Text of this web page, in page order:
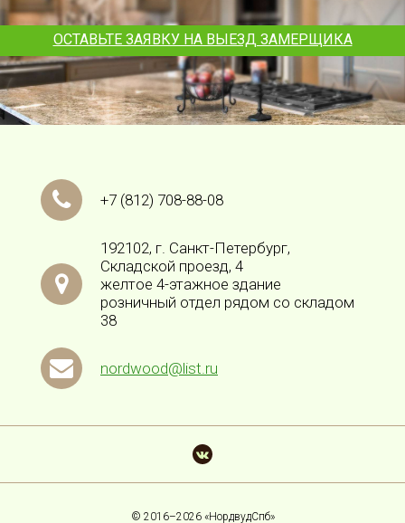
ОСТАВЬТЕ ЗАЯВКУ НА ВЫЕЗД ЗАМЕРЩИКА
+7 (812) 708-88-08
192102, г. Санкт-Петербург,
Складской проезд, 4
желтое 4-этажное здание
розничный отдел рядом со складом
38
nordwood@list.ru
© 2016–2026 «НордвудСпб»